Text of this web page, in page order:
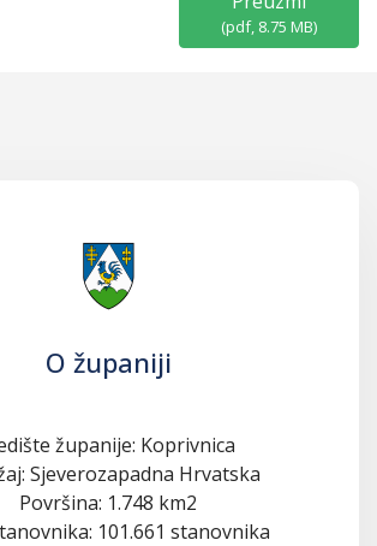
(pdf, 8.75 MB)
O županiji
županije: Koprivnica
Sjeverozapadna Hrvatska
Površina: 1.748 km2
101.661 stanovnika